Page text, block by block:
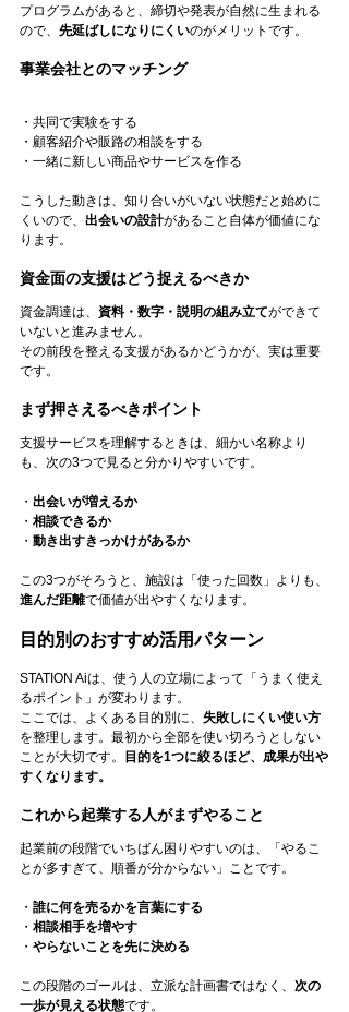
プログラムがあると、締切や発表が自然に生まれる
ので、 先延ばしになりにくいのがメリットです。
事業会社とのマッチング
・共同で実験をする
・顧客紹介や販路の相談をする
・一緒に新しい商品やサービスを作る
こうした動きは、知り合いがいない状態だと始めに
くいので、 出会いの設計があること自体が価値にな
ります。
資金面の支援はどう捉えるべきか
資金調達は、 資料・数字・説明の組み立てができて
いないと進みません。
その前段を整える支援があるかどうかが、実は重要
です。
まず押さえるべきポイント
支援サービスを理解するときは、細かい名称より
も、次の3つで見ると分かりやすいです。
・ 出会いが増えるか
・ 相談できるか
・ 動き出すきっかけがあるか
この3つがそろうと、施設は「使った回数」よりも、
進んだ距離で価値が出やすくなります。
目的別のおすすめ活用パターン
STATION Aiは、使う人の立場によって「うまく使え
るポイント」が変わります。
ここでは、よくある目的別に、 失敗しにくい使い方
を整理します。最初から全部を使い切ろうとしない
ことが大切です。 目的を1つに絞るほど、成果が出や
すくなります。
これから起業する人がまずやること
起業前の段階でいちばん困りやすいのは、「やるこ
とが多すぎて、順番が分からない」ことです。
・ 誰に何を売るかを言葉にする
・ 相談相手を増やす
・ やらないことを先に決める
この段階のゴールは、立派な計画書ではなく、 次の
一歩が見える状態です。